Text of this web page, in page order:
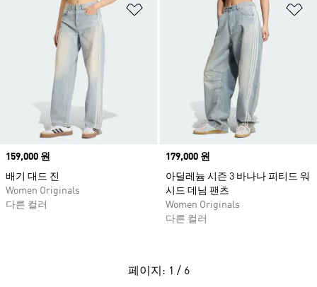
위시리스트 담기
Price
159,000 원
배기 대드 진
Women Originals
다른 컬러
Price
179,000 원
아딜레늄 시즌 3 바나나 피티드 워
시드 데님 팬츠
Women Originals
다른 컬러
페이지: 1 / 6